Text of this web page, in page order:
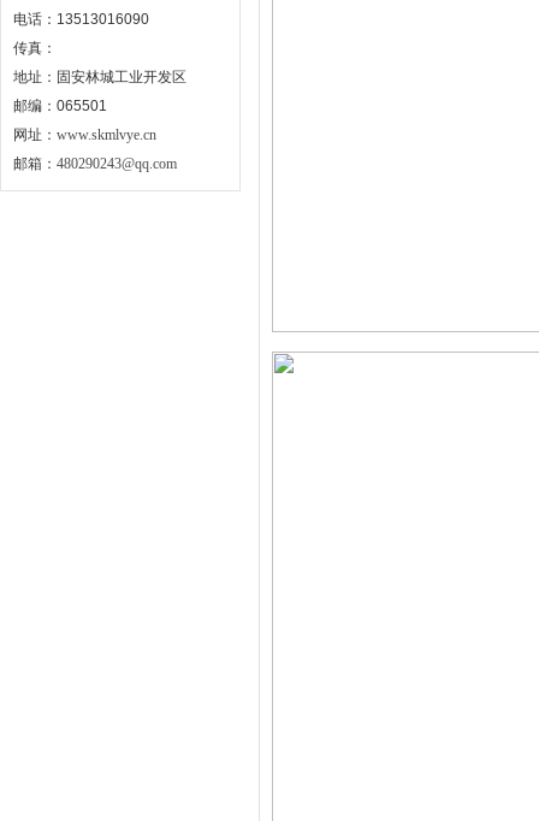
电话：13513016090
传真：
地址：固安林城工业开发区
邮编：065501
网址： www.skmlvye.cn
邮箱： 480290243@qq.com